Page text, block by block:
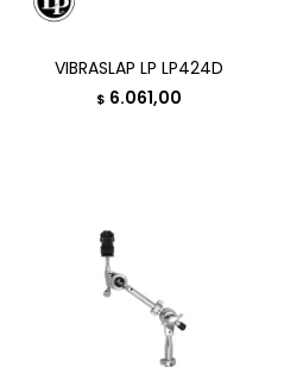
VIBRASLAP LP LP424D
$ 6.061,00